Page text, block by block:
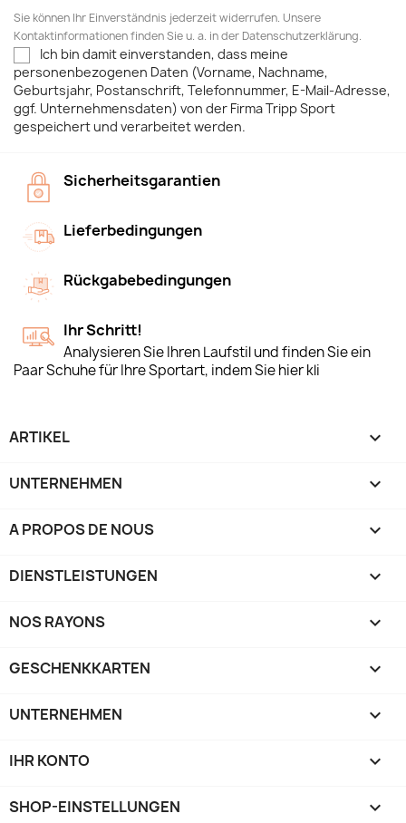
Sie können Ihr Einverständnis jederzeit widerrufen. Unsere
Kontaktinformationen finden Sie u. a. in der Datenschutzerklärung.
Ich bin damit einverstanden, dass meine
personenbezogenen Daten (Vorname, Nachname,
Geburtsjahr, Postanschrift, Telefonnummer, E-Mail-Adresse,
ggf. Unternehmensdaten) von der Firma Tripp Sport
gespeichert und verarbeitet werden.
Sicherheitsgarantien
Lieferbedingungen
Rückgabebedingungen
Ihr Schritt!
Analysieren Sie Ihren Laufstil und finden Sie ein
Paar Schuhe für Ihre Sportart, indem Sie hier kli
ARTIKEL 
UNTERNEHMEN 
A PROPOS DE NOUS 
DIENSTLEISTUNGEN 
NOS RAYONS 
GESCHENKKARTEN 
UNTERNEHMEN 
IHR KONTO 
SHOP-EINSTELLUNGEN keyboard_arrow_down